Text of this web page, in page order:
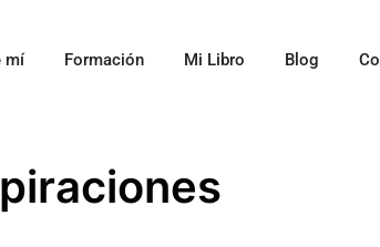
mí Formación Mi Libro Blog